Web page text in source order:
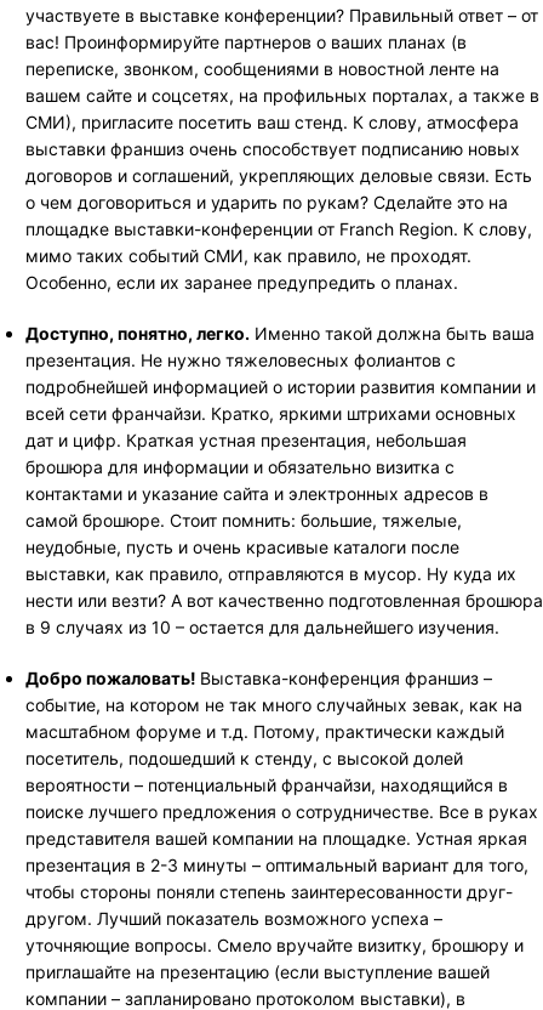
участвуете в выставке конференции? Правильный ответ – от
вас! Проинформируйте партнеров о ваших планах (в
переписке, звонком, сообщениями в новостной ленте на
вашем сайте и соцсетях, на профильных порталах, а также в
СМИ), пригласите посетить ваш стенд. К слову, атмосфера
выставки франшиз очень способствует подписанию новых
договоров и соглашений, укрепляющих деловые связи. Есть
о чем договориться и ударить по рукам? Сделайте это на
площадке выставки-конференции от Franch Region. К слову,
мимо таких событий СМИ, как правило, не проходят.
Особенно, если их заранее предупредить о планах.
Доступно, понятно, легко.Именно такой должна быть ваша
презентация. Не нужно тяжеловесных фолиантов с
подробнейшей информацией о истории развития компании и
всей сети франчайзи. Кратко, яркими штрихами основных
дат и цифр. Краткая устная презентация, небольшая
брошюра для информации и обязательно визитка с
контактами и указание сайта и электронных адресов в
самой брошюре. Стоит помнить: большие, тяжелые,
неудобные, пусть и очень красивые каталоги после
выставки, как правило, отправляются в мусор. Ну куда их
нести или везти? А вот качественно подготовленная брошюра
в 9 случаях из 10 – остается для дальнейшего изучения.
Добро пожаловать! Выставка-конференция франшиз –
событие, на котором не так много случайных зевак, как на
масштабном форуме и т.д. Потому, практически каждый
посетитель, подошедший к стенду, с высокой долей
вероятности – потенциальный франчайзи, находящийся в
поиске лучшего предложения о сотрудничестве. Все в руках
представителя вашей компании на площадке. Устная яркая
презентация в 2-3 минуты – оптимальный вариант для того,
чтобы стороны поняли степень заинтересованности друг-
другом. Лучший показатель возможного успеха –
уточняющие вопросы. Смело вручайте визитку, брошюру и
приглашайте на презентацию (если выступление вашей
компании – запланировано протоколом выставки), в